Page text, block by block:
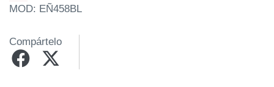
MOD: EÑ458BL
Compártelo